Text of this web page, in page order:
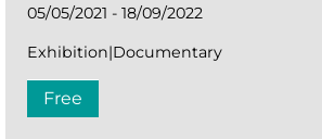
05/05/2021 - 18/09/2022
Exhibition|Documentary
Free